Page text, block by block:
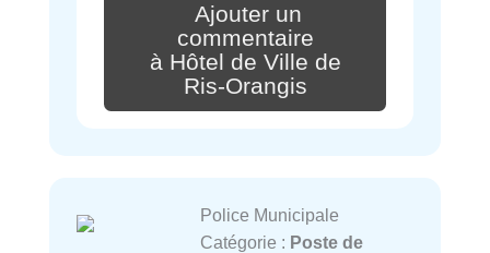
Ajouter un
commentaire
à Hôtel de Ville de
Ris-Orangis
Police Municipale
Catégorie : Poste de